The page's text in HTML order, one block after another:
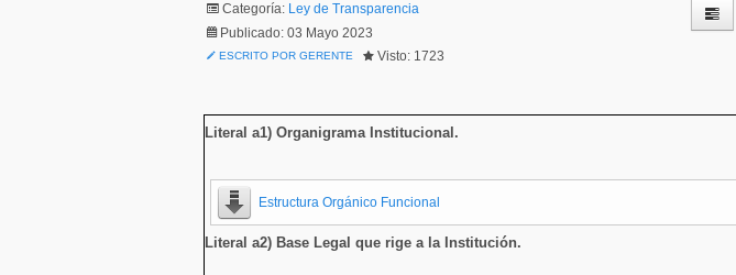
Categoría: Ley de Transparencia
Publicado: 03 Mayo 2023
ESCRITO POR GERENTE Visto: 1723
Literal a1) Organigrama Institucional .
Estructura Orgánico Funcional
Literal a2) Base Legal que rige a la Institución.